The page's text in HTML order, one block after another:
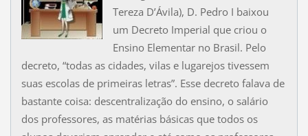
Tereza D’Ávila), D. Pedro I baixou
um Decreto Imperial que criou o
Ensino Elementar no Brasil. Pelo
decreto, “todas as cidades, vilas e lugarejos tivessem
suas escolas de primeiras letras”. Esse decreto falava de
bastante coisa: descentralização do ensino, o salário
dos professores, as matérias básicas que todos os